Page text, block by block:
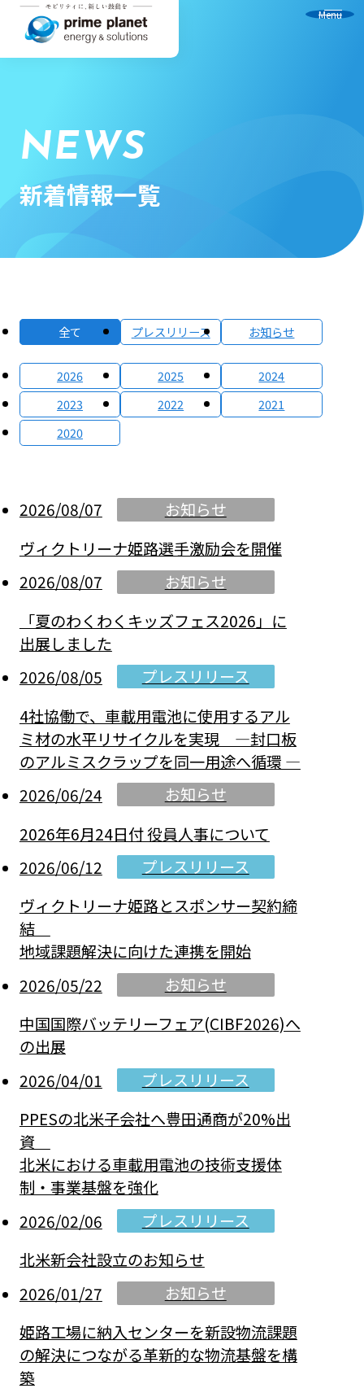
Menu
NEWS
新着情報一覧
全て プレスリリース お知らせ
2026 2025
2024
2023
2022
2021
2020
2026/08/07
お知らせ
ヴィクトリーナ姫路選手激励会を開催
2026/08/07
お知らせ
「夏のわくわくキッズフェス2026」に
出展しました
2026/08/05
プレスリリース
4社協働で、車載用電池に使用するアル
ミ材の水平リサイクルを実現 ―封口板
のアルミスクラップを同一用途へ循環 ―
2026/06/24
お知らせ
2026年6月24日付 役員人事について
2026/06/12
プレスリリース
ヴィクトリーナ姫路とスポンサー契約締
結
地域課題解決に向けた連携を開始
2026/05/22
お知らせ
中国国際バッテリーフェア(CIBF2026)へ
の出展
2026/04/01
プレスリリース
PPESの北米子会社へ豊田通商が20%出
資
北米における車載用電池の技術支援体
制・事業基盤を強化
2026/02/06
プレスリリース
北米新会社設立のお知らせ
2026/01/27
お知らせ
姫路工場に納入センターを新設――物流課題
の解決につながる革新的な物流基盤を構
築